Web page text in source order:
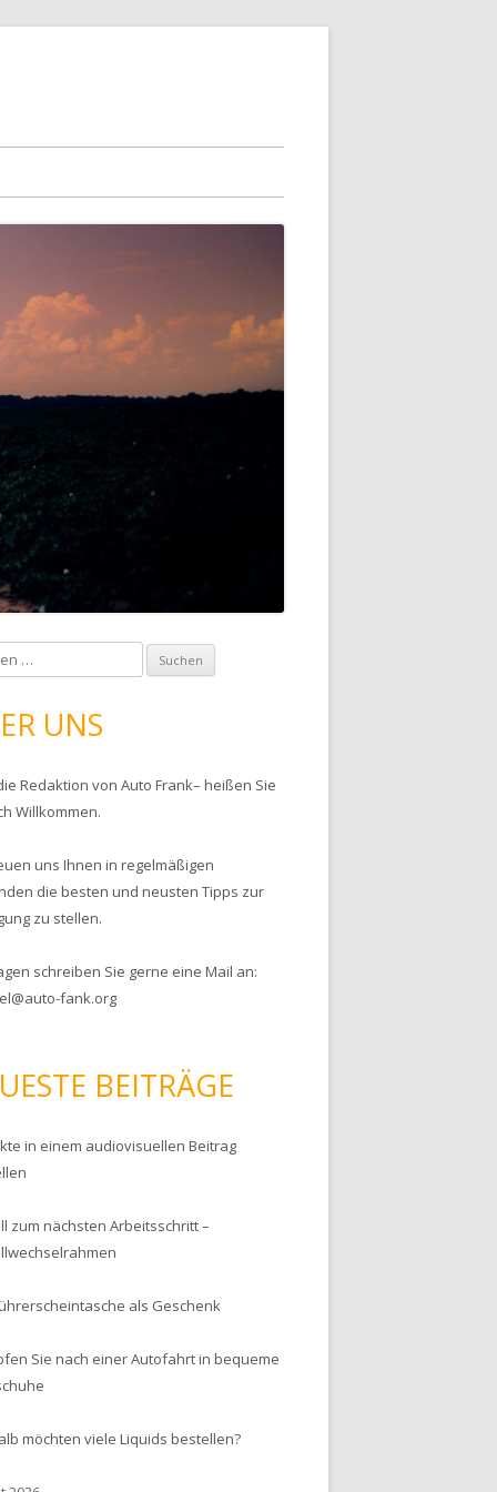
UNS
Redaktion von Auto Frank– heißen Sie
Willkommen.
uns Ihnen in regelmäßigen
die besten und neusten Tipps zur
zu stellen.
schreiben Sie gerne eine Mail an:
fank.org
BEITRÄGE
in einem audiovisuellen Beitrag
zum nächsten Arbeitsschritt –
als Geschenk
Sie nach einer Autofahrt in bequeme
möchten viele Liquids bestellen?